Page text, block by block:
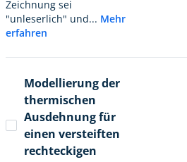
Zeichnung sei
"unleserlich" und... Mehr
erfahren
Modellierung der
thermischen
Ausdehnung für
einen versteiften
rechteckigen